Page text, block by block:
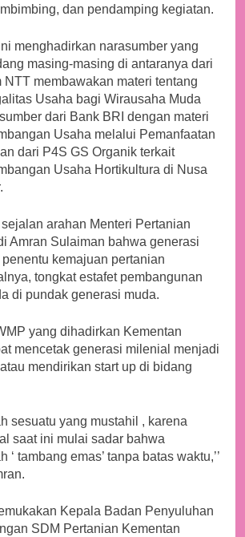
dan pendamping kegiatan.
menghadirkan narasumber yang
masing-masing di antaranya dari
NTT membawakan materi tentang
Usaha bagi Wirausaha Muda
dari Bank BRI dengan materi
Usaha melalui Pemanfaatan
dari P4S GS Organik terkait
Usaha Hortikultura di Nusa
arahan Menteri Pertanian
Amran Sulaiman bahwa generasi
kemajuan pertanian
tongkat estafet pembangunan
di pundak generasi muda.
yang dihadirkan Kementan
mencetak generasi milenial menjadi
mendirikan start up di bidang
sesuatu yang mustahil , karena
saat ini mulai sadar bahwa
‘ tambang emas’ tanpa batas waktu,’’
Kepala Badan Penyuluhan
SDM Pertanian Kementan